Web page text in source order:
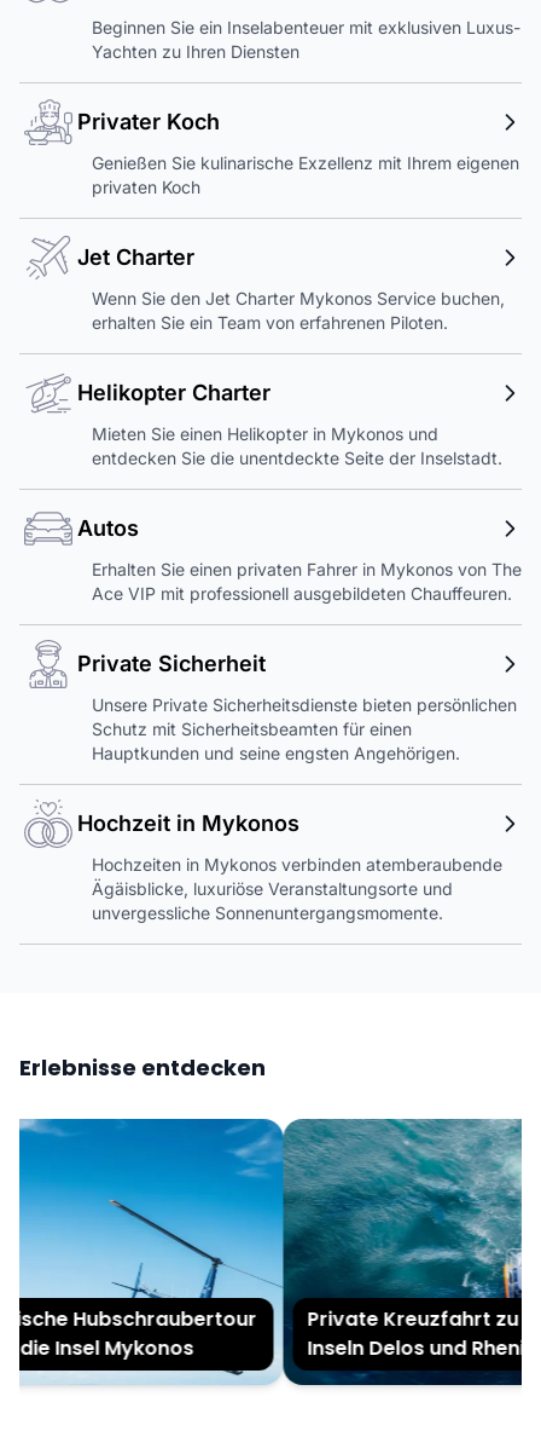
Beginnen Sie ein Inselabenteuer mit exklusiven Luxus-
Yachten zu Ihren Diensten
Privater Koch
Genießen Sie kulinarische Exzellenz mit Ihrem eigenen
privaten Koch
Jet Charter
Wenn Sie den Jet Charter Mykonos Service buchen,
erhalten Sie ein Team von erfahrenen Piloten.
Helikopter Charter
Mieten Sie einen Helikopter in Mykonos und
entdecken Sie die unentdeckte Seite der Inselstadt.
Autos
Erhalten Sie einen privaten Fahrer in Mykonos von The
Ace VIP mit professionell ausgebildeten Chauffeuren.
Private Sicherheit
Unsere Private Sicherheitsdienste bieten persönlichen
Schutz mit Sicherheitsbeamten für einen
Hauptkunden und seine engsten Angehörigen.
Hochzeit in Mykonos
Hochzeiten in Mykonos verbinden atemberaubende
Ägäisblicke, luxuriöse Veranstaltungsorte und
unvergessliche Sonnenuntergangsmomente.
Erlebnisse entdecken
Hubschraubertour
Insel Mykonos
Private Kreuzfahrt zu
Inseln Delos und Rhenia